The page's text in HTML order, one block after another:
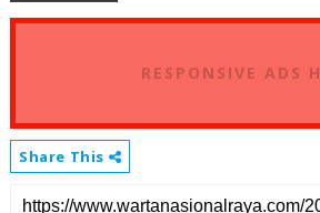
RESPONSIVE ADS
Share This